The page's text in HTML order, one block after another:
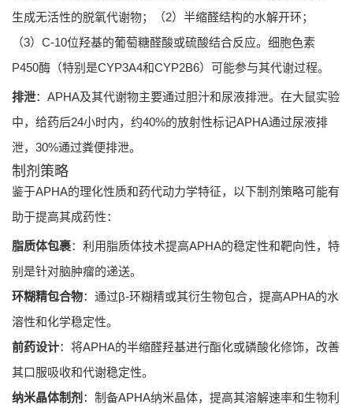
生成无活性的脱氧代谢物；（2）半缩醛结构的水解开环；
（3）C-10位羟基的葡萄糖醛酸或硫酸结合反应。细胞色素
P450酶（特别是CYP3A4和CYP2B6）可能参与其代谢过程。
排泄：APHA及其代谢物主要通过胆汁和尿液排泄。在大鼠实验
中，给药后24小时内，约40%的放射性标记APHA通过尿液排
泄，30%通过粪便排泄。
制剂策略
鉴于APHA的理化性质和药代动力学特征，以下制剂策略可能有
助于提高其成药性：
脂质体包裹：利用脂质体技术提高APHA的稳定性和靶向性，特
别是针对脑肿瘤的递送。
环糊精包合物：通过β-环糊精或其衍生物包合，提高APHA的水
溶性和化学稳定性。
前药设计：将APHA的半缩醛羟基进行酯化或磷酸化修饰，改善
其口服吸收和代谢稳定性。
纳米晶体制剂 ：制备APHA纳米晶体，提高其溶解速率和生物利